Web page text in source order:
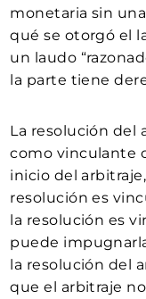
monetaria sin
qué se otorgó el
un laudo
la parte tiene
La resolución del
como vinculante
inicio del
resolución es
la resolución es
puede
la resolución del
que el arbitraje